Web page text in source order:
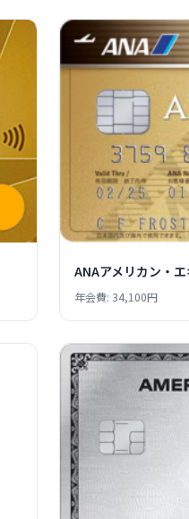
ANAアメリカン・
年会費: 34,100円